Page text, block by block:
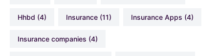
hhbd (4) Insurance (11) Insurance Apps (4)
Insurance companies (4)